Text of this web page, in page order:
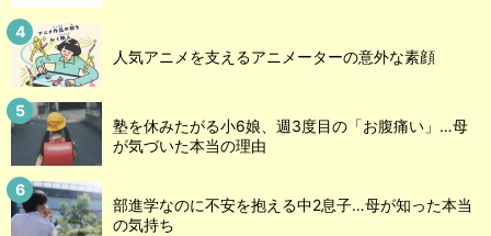
人気アニメを支えるアニメーターの意外な素顔
塾を休みたがる小6娘、週3度目の「お腹痛い」…母
が気づいた本当の理由
部進学なのに不安を抱える中2息子…母が知った本当
の気持ち